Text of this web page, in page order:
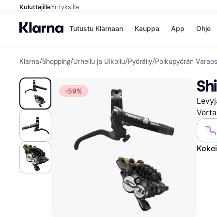
KuluttajilleYrityksille
Tutustu Klarnaan Kauppa
Kaupat
Gigantti
H&M
Peten
Wolt
App Ohje
Klarna/Shopping/Urheilu ja Ulkoilu/Pyöräily/Polkupyörän
-59%